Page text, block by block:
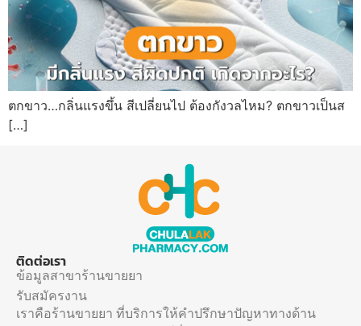
ตกขาว…กลิ่นแรงขึ้น สีเปลี่ยนไป ต้องกังวลไหม? ตกขาวเป็นส
[…]
ติดต่อเรา
ข้อมูลสาขาร้านขายยา
รับสมัครงาน
เราคือร้านขายยา ที่บริการให้คำปรึกษาปัญหาทางด้าน